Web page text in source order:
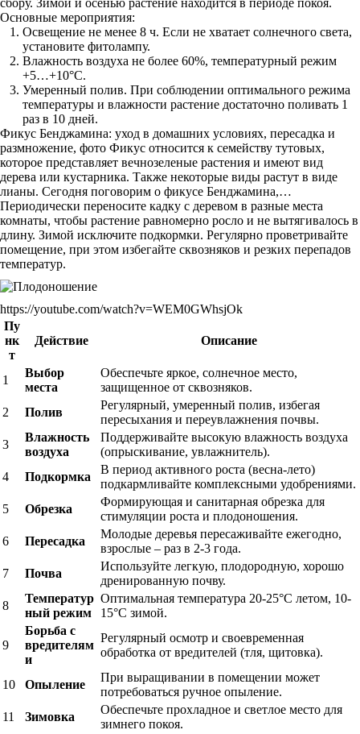
сбору. Зимой и осенью растение находится в периоде покоя.
Основные мероприятия:
Освещение не менее 8 ч. Если не хватает солнечного света,
установите фитолампу.
Влажность воздуха не более 60%, температурный режим
+5…+10°С.
Умеренный полив. При соблюдении оптимального режима
температуры и влажности растение достаточно поливать 1
раз в 10 дней.
Фикус Бенджамина: уход в домашних условиях, пересадка и
размножение, фото Фикус относится к семейству тутовых,
которое представляет вечнозеленые растения и имеют вид
дерева или кустарника. Также некоторые виды растут в виде
лианы. Сегодня поговорим о фикусе Бенджамина,…
Периодически переносите кадку с деревом в разные места
комнаты, чтобы растение равномерно росло и не вытягивалось в
длину. Зимой исключите подкормки. Регулярно проветривайте
помещение, при этом избегайте сквозняков и резких перепадов
температур.
https://youtube.com/watch?v=WEM0GWhsjOk
Пу
нк
т
Действие Описание
1
Выбор
места
Обеспечьте яркое, солнечное место,
защищенное от сквозняков.
2
Полив
Регулярный, умеренный полив, избегая
пересыхания и переувлажнения почвы.
3
Влажность
воздуха
Поддерживайте высокую влажность воздуха
(опрыскивание, увлажнитель).
4
Подкормка
В период активного роста (весна-лето)
подкармливайте комплексными удобрениями.
5
Обрезка
Формирующая и санитарная обрезка для
стимуляции роста и плодоношения.
6
Пересадка
Молодые деревья пересаживайте ежегодно,
взрослые – раз в 2-3 года.
7
Почва
Используйте легкую, плодородную, хорошо
дренированную почву.
8
Температур
ный режим
Оптимальная температура 20-25°C летом, 10-
15°C зимой.
9
Борьба с
вредителям
и
Регулярный осмотр и своевременная
обработка от вредителей (тля, щитовка).
10 Опыление
При выращивании в помещении может
потребоваться ручное опыление.
11
Зимовка
Обеспечьте прохладное и светлое место для
зимнего покоя.